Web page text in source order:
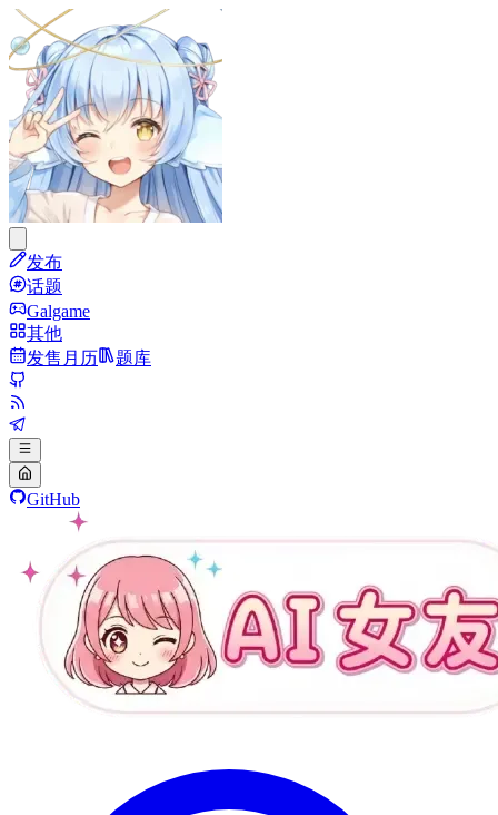
发布
话题
Galgame
其他
发售月历
题库
GitHub